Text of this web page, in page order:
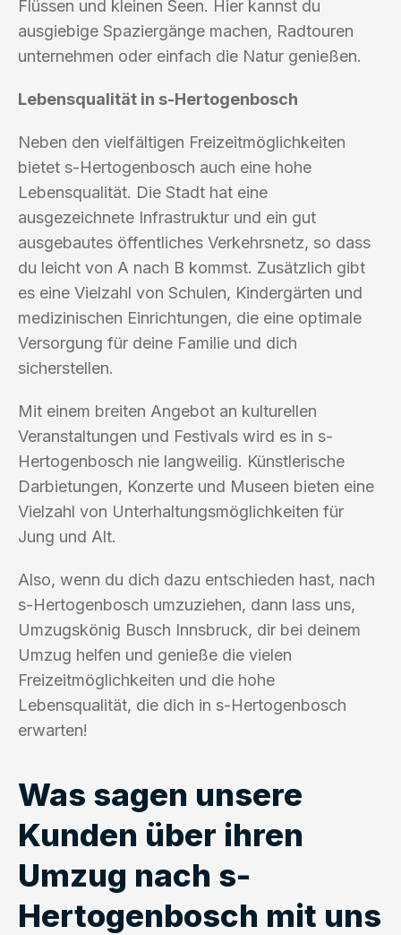
Flüssen und kleinen Seen. Hier kannst du
ausgiebige Spaziergänge machen, Radtouren
unternehmen oder einfach die Natur genießen.
Lebensqualität in s-Hertogenbosch
Neben den vielfältigen Freizeitmöglichkeiten
bietet s-Hertogenbosch auch eine hohe
Lebensqualität. Die Stadt hat eine
ausgezeichnete Infrastruktur und ein gut
ausgebautes öffentliches Verkehrsnetz, so dass
du leicht von A nach B kommst. Zusätzlich gibt
es eine Vielzahl von Schulen, Kindergärten und
medizinischen Einrichtungen, die eine optimale
Versorgung für deine Familie und dich
sicherstellen.
Mit einem breiten Angebot an kulturellen
Veranstaltungen und Festivals wird es in s-
Hertogenbosch nie langweilig. Künstlerische
Darbietungen, Konzerte und Museen bieten eine
Vielzahl von Unterhaltungsmöglichkeiten für
Jung und Alt.
Also, wenn du dich dazu entschieden hast, nach
s-Hertogenbosch umzuziehen, dann lass uns,
Umzugskönig Busch Innsbruck, dir bei deinem
Umzug helfen und genieße die vielen
Freizeitmöglichkeiten und die hohe
Lebensqualität, die dich in s-Hertogenbosch
erwarten!
Was sagen unsere
Kunden über ihren
Umzug nach s-
Hertogenbosch mit uns